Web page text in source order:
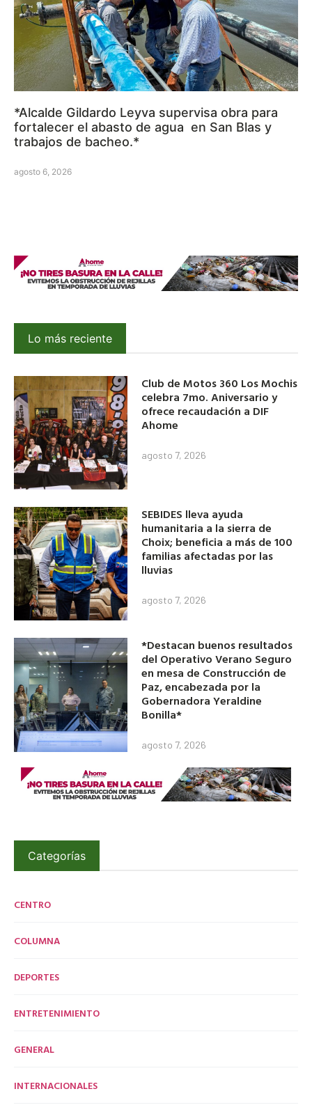
*Alcalde Gildardo Leyva supervisa obra para
fortalecer el abasto de agua en San Blas y
trabajos de bacheo.*
agosto 6, 2026
Lo más reciente
Club de Motos 360 Los Mochis
celebra 7mo. Aniversario y
ofrece recaudación a DIF
Ahome
agosto 7, 2026
SEBIDES lleva ayuda
humanitaria a la sierra de
Choix; beneficia a más de 100
familias afectadas por las
lluvias
agosto 7, 2026
*Destacan buenos resultados
del Operativo Verano Seguro
en mesa de Construcción de
Paz, encabezada por la
Gobernadora Yeraldine
Bonilla*
agosto 7, 2026
Categorías
CENTRO
COLUMNA
DEPORTES
ENTRETENIMIENTO
GENERAL
INTERNACIONALES